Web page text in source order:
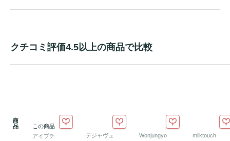
クチコミ評価4.5以上の商品で比較
商
品
この商品
アイプチ
デジャヴュ Wonjungyo milktouch